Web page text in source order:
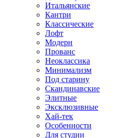
Итальянские
Кантри
Классические
Лофт
Модерн
Прованс
Неоклассика
Минимализм
Под старину
Скандинавские
Элитные
Эксклюзивные
Хай-тек
Особенности
Для студии